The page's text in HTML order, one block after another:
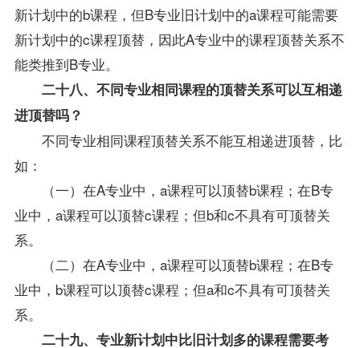
新计划中的b课程，但B专业旧计划中的a课程可能需要
新计划中的c课程顶替，因此A专业中的课程顶替关系不
能类推到B专业。
二十八、不同专业相同课程的顶替关系可以互相递
进顶替吗？
不同专业相同课程顶替关系不能互相递进顶替，比
如：
（一）在A专业中，a课程可以顶替b课程；在B专
业中，a课程可以顶替c课程；但b和c不具有可顶替关
系。
（二）在A专业中，a课程可以顶替b课程；在B专
业中，b课程可以顶替c课程；但a和c不具有可顶替关
系。
二十九、专业新计划中比旧计划多的课程需要考